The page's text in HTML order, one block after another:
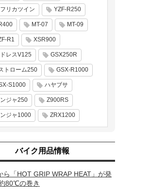
リカツイン YZF-R250
MT-07 MT-09
R1 XSR900
レスV125 GSX250R
トローム250 GSX-R1000
S1000 ハヤブサ
ジャ250 Z900RS
ジャ1000 ZRX1200
バイク用品情報
ら「HOT GRIP WRAP HEAT」が発
80℃の巻き